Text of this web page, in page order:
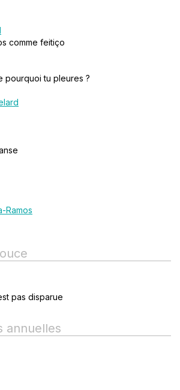
comme feitiço
pourquoi tu pleures ?
Ramos
pas disparue
annuelles